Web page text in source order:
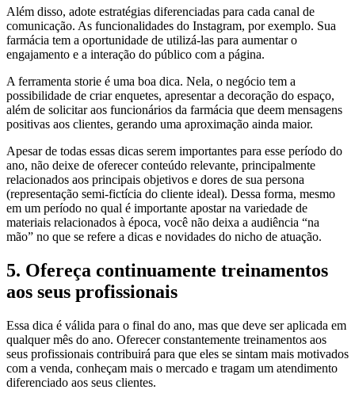
Além disso, adote estratégias diferenciadas para cada canal de
comunicação. As funcionalidades do Instagram, por exemplo. Sua
farmácia tem a oportunidade de utilizá-las para aumentar o
engajamento e a interação do público com a página.
A ferramenta storie é uma boa dica. Nela, o negócio tem a
possibilidade de criar enquetes, apresentar a decoração do espaço,
além de solicitar aos funcionários da farmácia que deem mensagens
positivas aos clientes, gerando uma aproximação ainda maior.
Apesar de todas essas dicas serem importantes para esse período do
ano, não deixe de oferecer conteúdo relevante, principalmente
relacionados aos principais objetivos e dores de sua persona
(representação semi-fictícia do cliente ideal). Dessa forma, mesmo
em um período no qual é importante apostar na variedade de
materiais relacionados à época, você não deixa a audiência “na
mão” no que se refere a dicas e novidades do nicho de atuação.
5. Ofereça continuamente treinamentos
aos seus profissionais
Essa dica é válida para o final do ano, mas que deve ser aplicada em
qualquer mês do ano. Oferecer constantemente treinamentos aos
seus profissionais contribuirá para que eles se sintam mais motivados
com a venda, conheçam mais o mercado e tragam um atendimento
diferenciado aos seus clientes.